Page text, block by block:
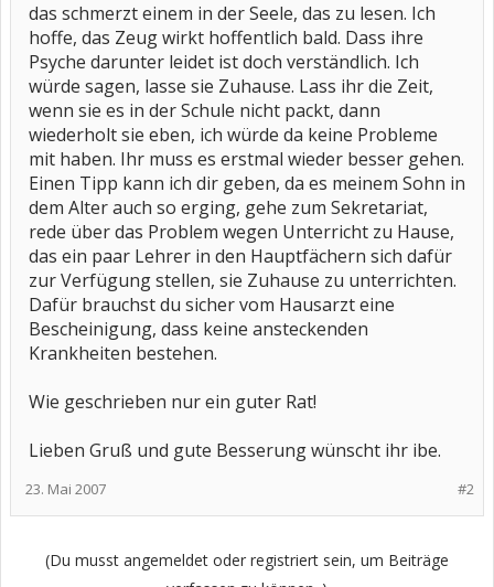
das schmerzt einem in der Seele, das zu lesen. Ich
hoffe, das Zeug wirkt hoffentlich bald. Dass ihre
Psyche darunter leidet ist doch verständlich. Ich
würde sagen, lasse sie Zuhause. Lass ihr die Zeit,
wenn sie es in der Schule nicht packt, dann
wiederholt sie eben, ich würde da keine Probleme
mit haben. Ihr muss es erstmal wieder besser gehen.
Einen Tipp kann ich dir geben, da es meinem Sohn in
dem Alter auch so erging, gehe zum Sekretariat,
rede über das Problem wegen Unterricht zu Hause,
das ein paar Lehrer in den Hauptfächern sich dafür
zur Verfügung stellen, sie Zuhause zu unterrichten.
Dafür brauchst du sicher vom Hausarzt eine
Bescheinigung, dass keine ansteckenden
Krankheiten bestehen.
Wie geschrieben nur ein guter Rat!
Lieben Gruß und gute Besserung wünscht ihr ibe.
#2
23. Mai 2007
(Du musst angemeldet oder registriert sein, um Beiträge